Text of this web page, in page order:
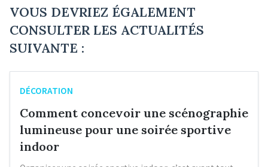
VOUS DEVRIEZ ÉGALEMENT
CONSULTER LES ACTUALITÉS
SUIVANTE :
DÉCORATION
Comment concevoir une scénographie
lumineuse pour une soirée sportive
indoor